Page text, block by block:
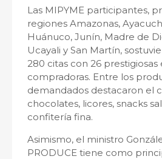
Las MIPYME participantes,
regiones Amazonas,
Huánuco, Junín, Madre de
Ucayali y San Martín,
280 citas con 26 prestigiosas
compradoras. Entre los
demandados destacaron el
chocolates, licores, snacks
confitería fina.
Asimismo, el ministro
PRODUCE tiene como